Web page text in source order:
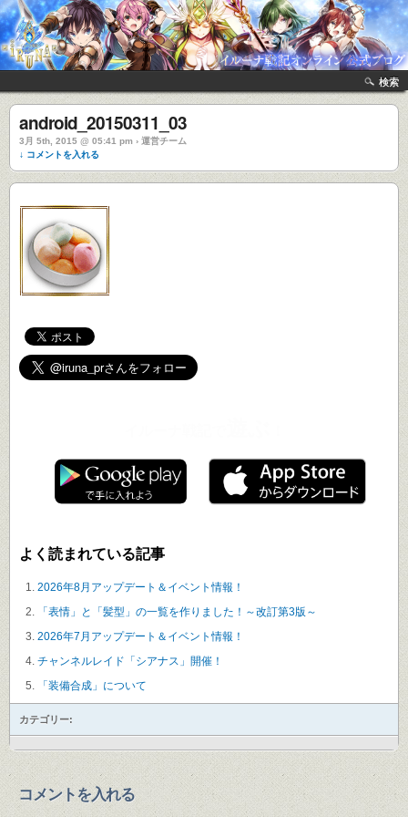
検索
android_20150311_03
3月 5th, 2015 @ 05:41 pm › 運営チーム
↓ コメントを入れる
よく読まれている記事
2026年8月アップデート＆イベント情報！
「表情」と「髪型」の一覧を作りました！～改訂第3版～
2026年7月アップデート＆イベント情報！
チャンネルレイド「シアナス」開催！
「装備合成」について
カテゴリー:
コメントを入れる